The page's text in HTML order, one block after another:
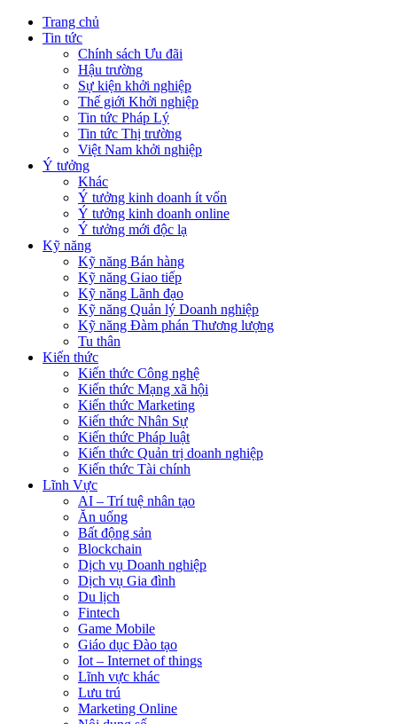
Trang chủ
Tin tức
Chính sách Ưu đãi
Hậu trường
Sự kiện khởi nghiệp
Thế giới Khởi nghiệp
Tin tức Pháp Lý
Tin tức Thị trường
Việt Nam khởi nghiệp
Ý tưởng
Khác
Ý tưởng kinh doanh ít vốn
Ý tưởng kinh doanh online
Ý tưởng mới độc lạ
Kỹ năng
Kỹ năng Bán hàng
Kỹ năng Giao tiếp
Kỹ năng Lãnh đạo
Kỹ năng Quản lý Doanh nghiệp
Kỹ năng Đàm phán Thương lượng
Tu thân
Kiến thức
Kiến thức Công nghệ
Kiến thức Mạng xã hội
Kiến thức Marketing
Kiến thức Nhân Sự
Kiến thức Pháp luật
Kiến thức Quản trị doanh nghiệp
Kiến thức Tài chính
Lĩnh Vực
AI – Trí tuệ nhân tạo
Ăn uống
Bất động sản
Blockchain
Dịch vụ Doanh nghiệp
Dịch vụ Gia đình
Du lịch
Fintech
Game Mobile
Giáo dục Đào tạo
Iot – Internet of things
Lĩnh vực khác
Lưu trú
Marketing Online